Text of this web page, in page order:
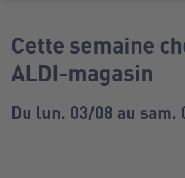
Cette semaine
ALDI-magasin
Du lun. 03/08 au sam.